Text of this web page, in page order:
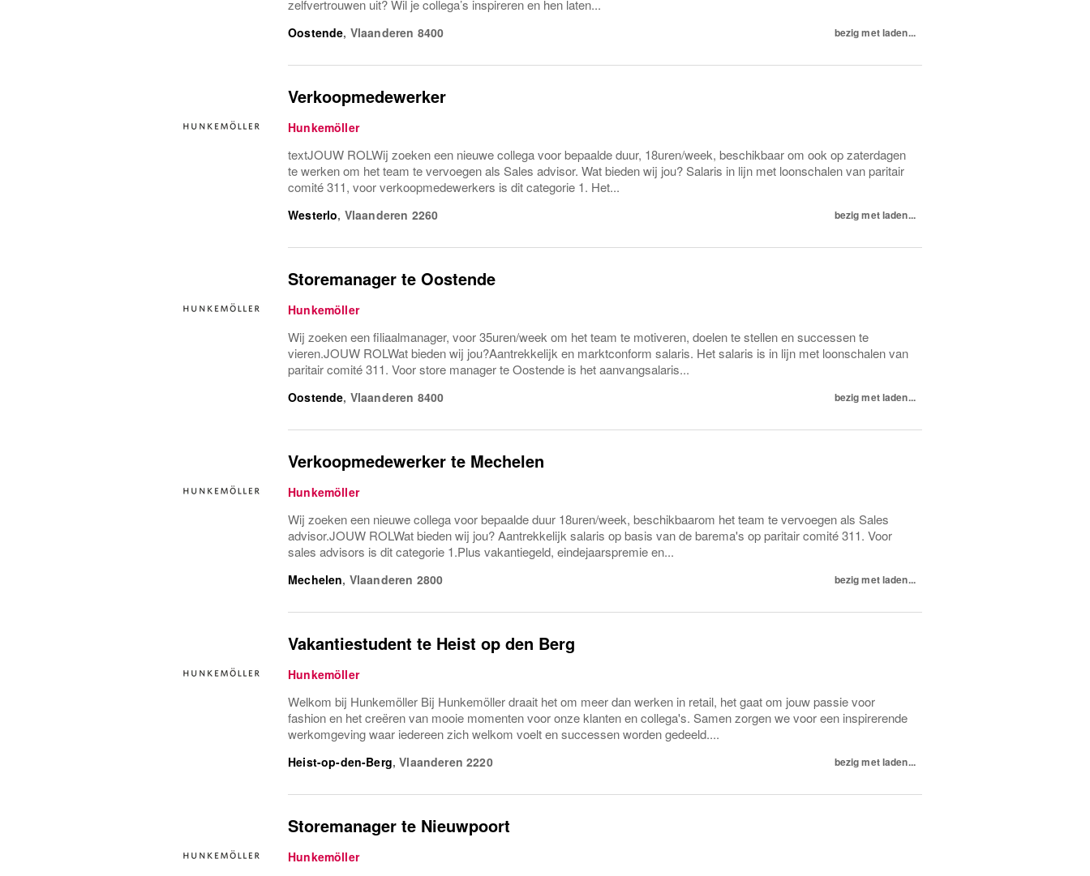
zelfvertrouwen uit? Wil je collega’s inspireren en hen laten...
Oostende, Vlaanderen 8400 bezig met laden...
Verkoopmedewerker
Hunkemöller
textJOUW ROLWij zoeken een nieuwe collega voor bepaalde duur, 18uren/week, beschikbaar om ook op zaterdagen
te werken om het team te vervoegen als Sales advisor. Wat bieden wij jou? Salaris in lijn met loonschalen van paritair
comité 311, voor verkoopmedewerkers is dit categorie 1. Het...
Westerlo, Vlaanderen 2260 bezig met laden...
Storemanager te Oostende
Hunkemöller
Wij zoeken een filiaalmanager, voor 35uren/week om het team te motiveren, doelen te stellen en successen te
vieren.JOUW ROLWat bieden wij jou?Aantrekkelijk en marktconform salaris. Het salaris is in lijn met loonschalen van
paritair comité 311. Voor store manager te Oostende is het aanvangsalaris...
Oostende, Vlaanderen 8400 bezig met laden...
Verkoopmedewerker te Mechelen
Hunkemöller
Wij zoeken een nieuwe collega voor bepaalde duur 18uren/week, beschikbaarom het team te vervoegen als Sales
advisor.JOUW ROLWat bieden wij jou? Aantrekkelijk salaris op basis van de barema's op paritair comité 311. Voor
sales advisors is dit categorie 1.Plus vakantiegeld, eindejaarspremie en...
Mechelen, Vlaanderen 2800 bezig met laden...
Vakantiestudent te Heist op den Berg
Hunkemöller
Welkom bij Hunkemöller Bij Hunkemöller draait het om meer dan werken in retail, het gaat om jouw passie voor
fashion en het creëren van mooie momenten voor onze klanten en collega's. Samen zorgen we voor een inspirerende
werkomgeving waar iedereen zich welkom voelt en successen worden gedeeld....
Heist-op-den-Berg,Vlaanderen 2220 bezig met laden...
Storemanager te Nieuwpoort
Hunkemöller